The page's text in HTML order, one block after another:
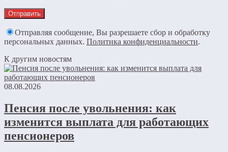
Отправляя сообщение, Вы разрешаете сбор и обработку
персональных данных. Политика конфиденциальности.
К другим новостям
08.08.2026
Пенсия после увольнения: как
изменится выплата для работающих
пенсионеров